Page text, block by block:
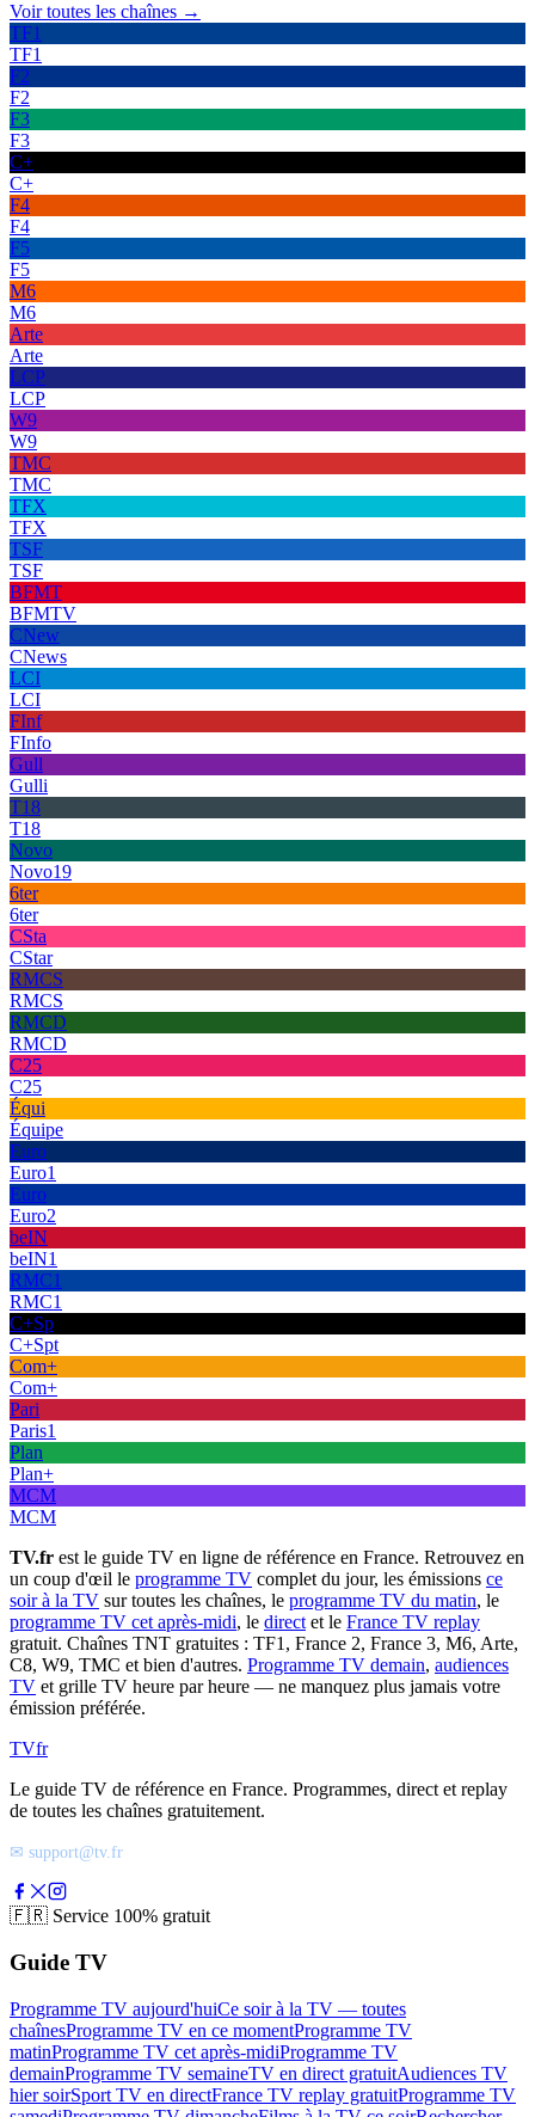
Voir toutes les chaînes →
TF1
TF1
F2
F2
F3
F3
C+
C+
F4
F4
F5
F5
M6
M6
Arte
Arte
LCP
LCP
W9
W9
TMC
TMC
TFX
TFX
TSF
TSF
BFMT
BFMTV
CNew
CNews
LCI
LCI
FInf
FInfo
Gull
Gulli
T18
T18
Novo
Novo19
6ter
6ter
CSta
CStar
RMCS
RMCS
RMCD
RMCD
C25
C25
Équi
Équipe
Euro
Euro1
Euro
Euro2
beIN
beIN1
RMC1
RMC1
C+Sp
C+Spt
Com+
Com+
Pari
Paris1
Plan
Plan+
MCM
MCM
TV.fr est le guide TV en ligne de référence en France. Retrouvez en
un coup d'œil le programme TV complet du jour, les émissions ce
soir à la TV sur toutes les chaînes, le programme TV du matin, le
programme TV cet après-midi, le direct et le France TV replay
gratuit. Chaînes TNT gratuites : TF1, France 2, France 3, M6, Arte,
C8, W9, TMC et bien d'autres. Programme TV demain, audiences
TV et grille TV heure par heure — ne manquez plus jamais votre
émission préférée.
TVfr
Le guide TV de référence en France. Programmes, direct et replay
de toutes les chaînes gratuitement.
✉ support@tv.fr
🇫🇷 Service 100% gratuit
Guide TV
Programme TV aujourd'huiCe soir à la TV — toutes
chaînesProgramme TV en ce momentProgramme TV
matinProgramme TV cet après-midiProgramme TV
demainProgramme TV semaineTV en direct gratuitAudiences TV
hier soirSport TV en directFrance TV replay gratuitProgramme TV